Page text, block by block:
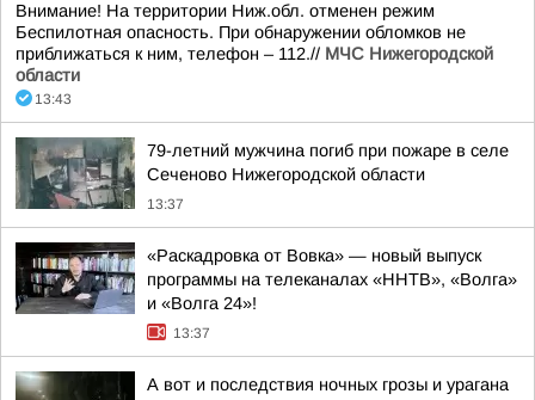
Внимание! На территории Ниж.обл. отменен режим
Беспилотная опасность. При обнаружении обломков не
приближаться к ним, телефон – 112.// МЧС Нижегородской
области
13:43
79-летний мужчина погиб при пожаре в селе
Сеченово Нижегородской области
13:37
«Раскадровка от Вовка» — новый выпуск
программы на телеканалах «ННТВ», «Волга»
и «Волга 24»!
13:37
А вот и последствия ночных грозы и урагана